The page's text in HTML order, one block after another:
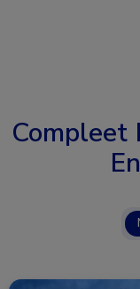
Compleet